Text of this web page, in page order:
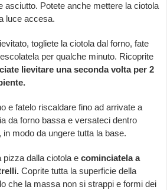
asciutto. Potete anche mettere la ciotola
luce accesa.
togliete la ciotola dal forno, fate
per qualche minuto. Ricoprite
lievitare una seconda volta per 2
e fatelo riscaldare fino ad arrivate a
da forno bassa e versateci dentro
in modo da ungere tutta la base.
pizza dalla ciotola e cominciatela a
Coprite tutta la superficie della
che la massa non si strappi e formi dei